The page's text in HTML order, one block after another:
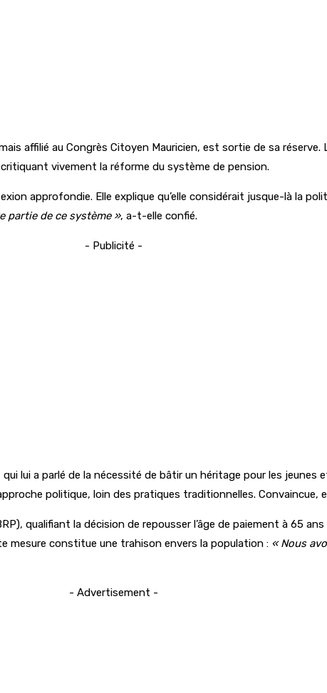
affilié au Congrès Citoyen Mauricien, est sortie de sa réserve.
vivement la réforme du système de pension.
approfondie. Elle explique qu’elle considérait jusque-là la
partie de ce système », a-t-elle confié.
- Publicité -
lui a parlé de la nécessité de bâtir un héritage pour les
politique, loin des pratiques traditionnelles. Convaincue,
qualifiant la décision de repousser l’âge de paiement à 65 ans
constitue une trahison envers la population : « Nous
- Advertisement -